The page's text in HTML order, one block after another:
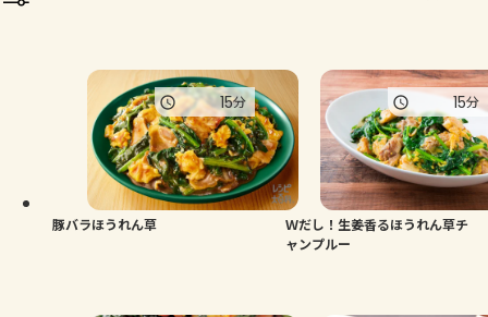
トーク
よくあるお問い合わせ
お買い物
豚バラほうれん草
15分
Ｗだし！生姜香るほうれん草チ
ャンプルー
15分